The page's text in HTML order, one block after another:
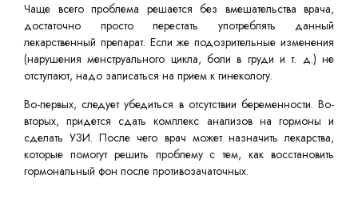
Чаще всего проблема решается без вмешательства врача,
достаточно просто перестать употреблять данный
лекарственный препарат. Если же подозрительные изменения
(нарушения менструального цикла, боли в груди и т. д.) не
отступают, надо записаться на прием к гинекологу.
Во-первых, следует убедиться в отсутствии беременности. Во-
вторых, придется сдать комплекс анализов на гормоны и
сделать УЗИ. После чего врач может назначить лекарства,
которые помогут решить проблему с тем, как восстановить
гормональный фон после противозачаточных.